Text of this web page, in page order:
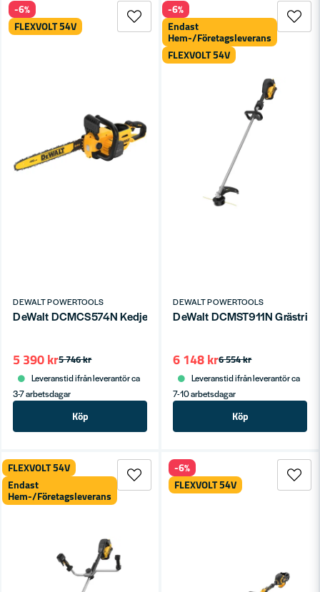
DEWALT POWERTOOLS
DeWalt DCMCS574N Kedjesåg 45cm 54V FLEXVOLT (utan
5 746 kr
5 390 kr
Leveranstid ifrån leverantör ca
3-7 arbetsdagar
Köp
-6%
FLEXVOLT 54V
DEWALT POWERTOOLS
DeWalt DCMST911N
6 554 kr
6 148 kr
Leveranstid ifrån leverantör ca
7-10 arbetsdagar
Köp
-6%
Endast
Hem-/Företagsleverans
FLEXVOLT 54V
FLEXVOLT 54V
Endast
Hem-/Företagsleverans
-6%
FLEXVOLT 54V